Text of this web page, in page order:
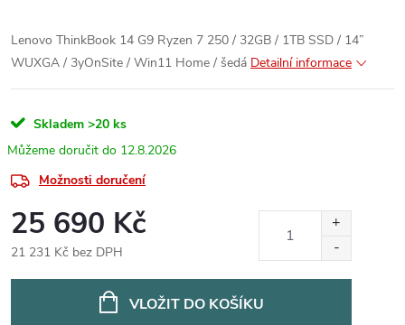
Lenovo ThinkBook 14 G9 Ryzen 7 250 / 32GB / 1TB SSD / 14”
WUXGA / 3yOnSite / Win11 Home / šedá Detailní informace
Skladem >20 ks
12.8.2026
Možnosti doručení
25 690 Kč
21 231 Kč bez DPH
VLOŽIT DO KOŠÍKU